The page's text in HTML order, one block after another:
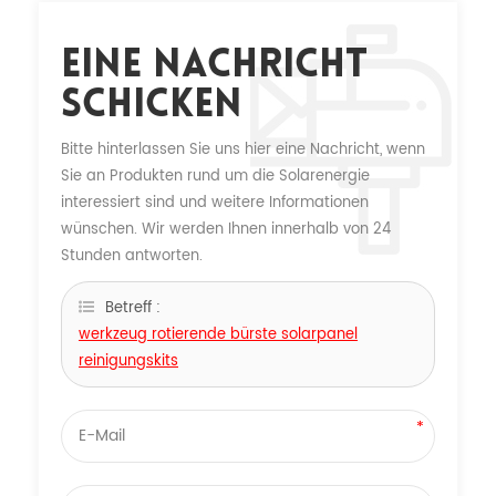
Eine Nachricht
Schicken
Bitte hinterlassen Sie uns hier eine Nachricht, wenn
Sie an Produkten rund um die Solarenergie
interessiert sind und weitere Informationen
wünschen. Wir werden Ihnen innerhalb von 24
Stunden antworten.
Betreff :
werkzeug rotierende bürste solarpanel
reinigungskits